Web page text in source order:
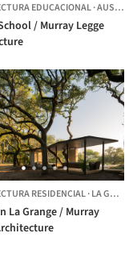
EDUCACIONAL·AUSTIN,
/ Murray Legge
RESIDENCIAL·LA GRANGE,
La Grange / Murray